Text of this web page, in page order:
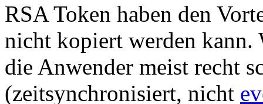
RSA Token haben den
nicht kopiert werden kann.
die Anwender meist recht
(zeitsynchronisiert, nicht